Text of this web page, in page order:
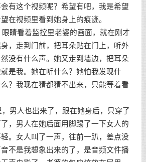
有这个视频呢？希望有吧，我是希望
在视频里看到她身上的痕迹。
看着监控里老婆的画面，就在刚才
，走到门前，把耳朵贴在门上，听外
没有什么声。她又走到墙边，把耳朵
是我。她在听什么？她怕我发现什
？我现在猜都猜不出来，只能等着看
人也出来了，跟在她身后，只穿了
，男人在她后面用脚踢了一下女人的
。女人叫了一声，往前一趴，差点没
不是我想象出来的了，是音频文件播